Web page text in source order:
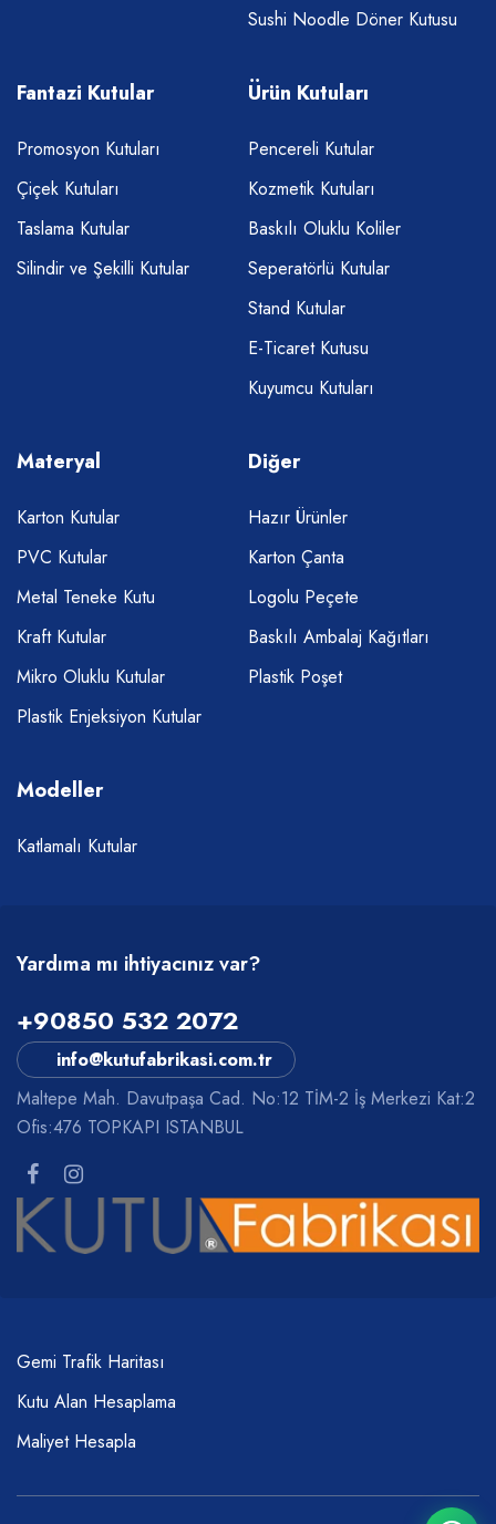
Sushi Noodle Döner Kutusu
Fantazi Kutular
Promosyon Kutuları
Çiçek Kutuları
Taslama Kutular
Silindir ve Şekilli Kutular
Ürün Kutuları
Pencereli Kutular
Kozmetik Kutuları
Baskılı Oluklu Koliler
Seperatörlü Kutular
Stand Kutular
E-Ticaret Kutusu
Kuyumcu Kutuları
Materyal
Karton Kutular
PVC Kutular
Metal Teneke Kutu
Kraft Kutular
Mikro Oluklu Kutular
Plastik Enjeksiyon Kutular
Diğer
Hazır Ürünler
Karton Çanta
Logolu Peçete
Baskılı Ambalaj Kağıtları
Plastik Poşet
Modeller
Katlamalı Kutular
Yardıma mı ihtiyacınız var?
+90850 532 2072
info@kutufabrikasi.com.tr
Maltepe Mah. Davutpaşa Cad. No:12 TİM-2 İş Merkezi Kat:2
Ofis:476 TOPKAPI ISTANBUL
Gemi Trafik Haritası
Kutu Alan Hesaplama
Maliyet Hesapla